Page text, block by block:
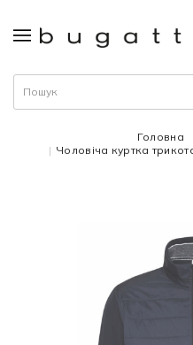
Головна
Чоловіча куртка